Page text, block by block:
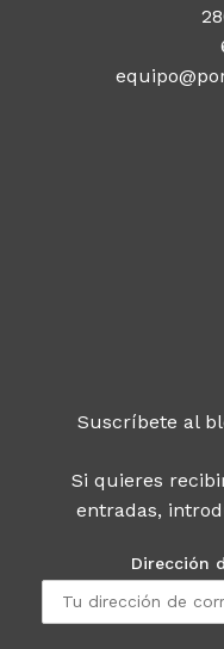
Suscríbete al
Si quieres
entradas,
Dirección